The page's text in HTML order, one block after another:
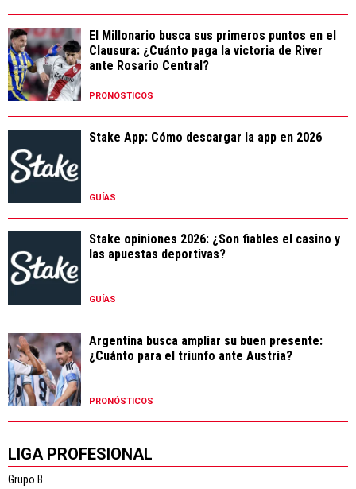
El Millonario busca sus primeros puntos en el
Clausura: ¿Cuánto paga la victoria de River
ante Rosario Central?
PRONÓSTICOS
Stake App: Cómo descargar la app en 2026
GUÍAS
Stake opiniones 2026: ¿Son fiables el casino y
las apuestas deportivas?
GUÍAS
Argentina busca ampliar su buen presente:
¿Cuánto para el triunfo ante Austria?
PRONÓSTICOS
LIGA PROFESIONAL